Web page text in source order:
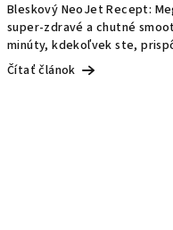
Bleskový NeoJet Recept:
super-zdravé a chutné
minúty, kdekoľvek ste,
Čítať článok